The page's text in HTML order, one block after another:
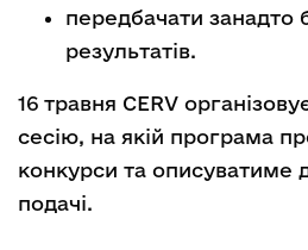
передбачати занадто
результатів.
16 травня CERV
сесію, на якій програма
конкурси та описуватиме
подачі.